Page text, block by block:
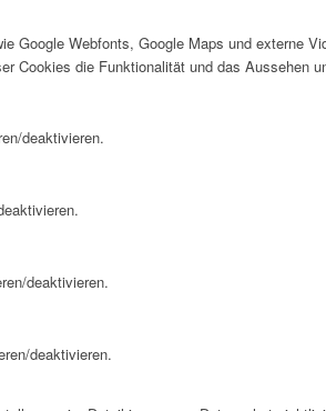
Google Webfonts, Google Maps und externe
Cookies die Funktionalität und das Aussehen
deaktivieren.
deaktivieren.
deaktivieren.